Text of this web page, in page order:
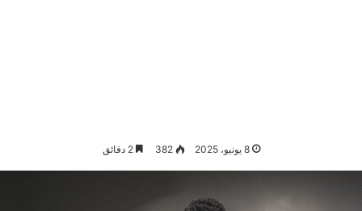
8 يونيو، 2025 382 2 دقائق